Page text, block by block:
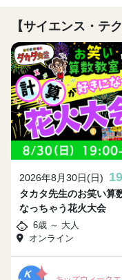
【サイエンス・テ
2026年8月30日(日)
タカタ先生のお笑い算
なっちゃう花火大会
6歳 ～ 大人
オンライン